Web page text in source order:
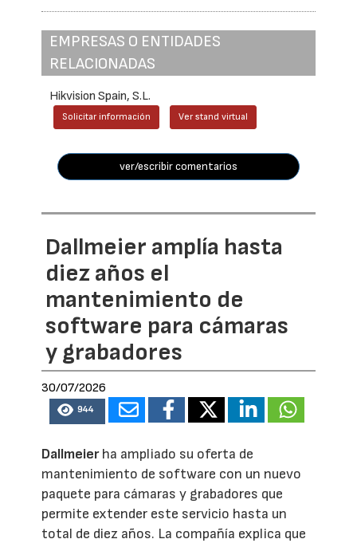
EMPRESAS O ENTIDADES
RELACIONADAS
Hikvision Spain, S.L.
Solicitar información Ver stand virtual
ver/escribir comentarios
Dallmeier amplía hasta
diez años el
mantenimiento de
software para cámaras
y grabadores
30/07/2026
944
Dallmeierha ampliado su oferta de
mantenimiento de software con un nuevo
paquete para cámaras y grabadores que
permite extender este servicio hasta un
total de diez años. La compañía explica que